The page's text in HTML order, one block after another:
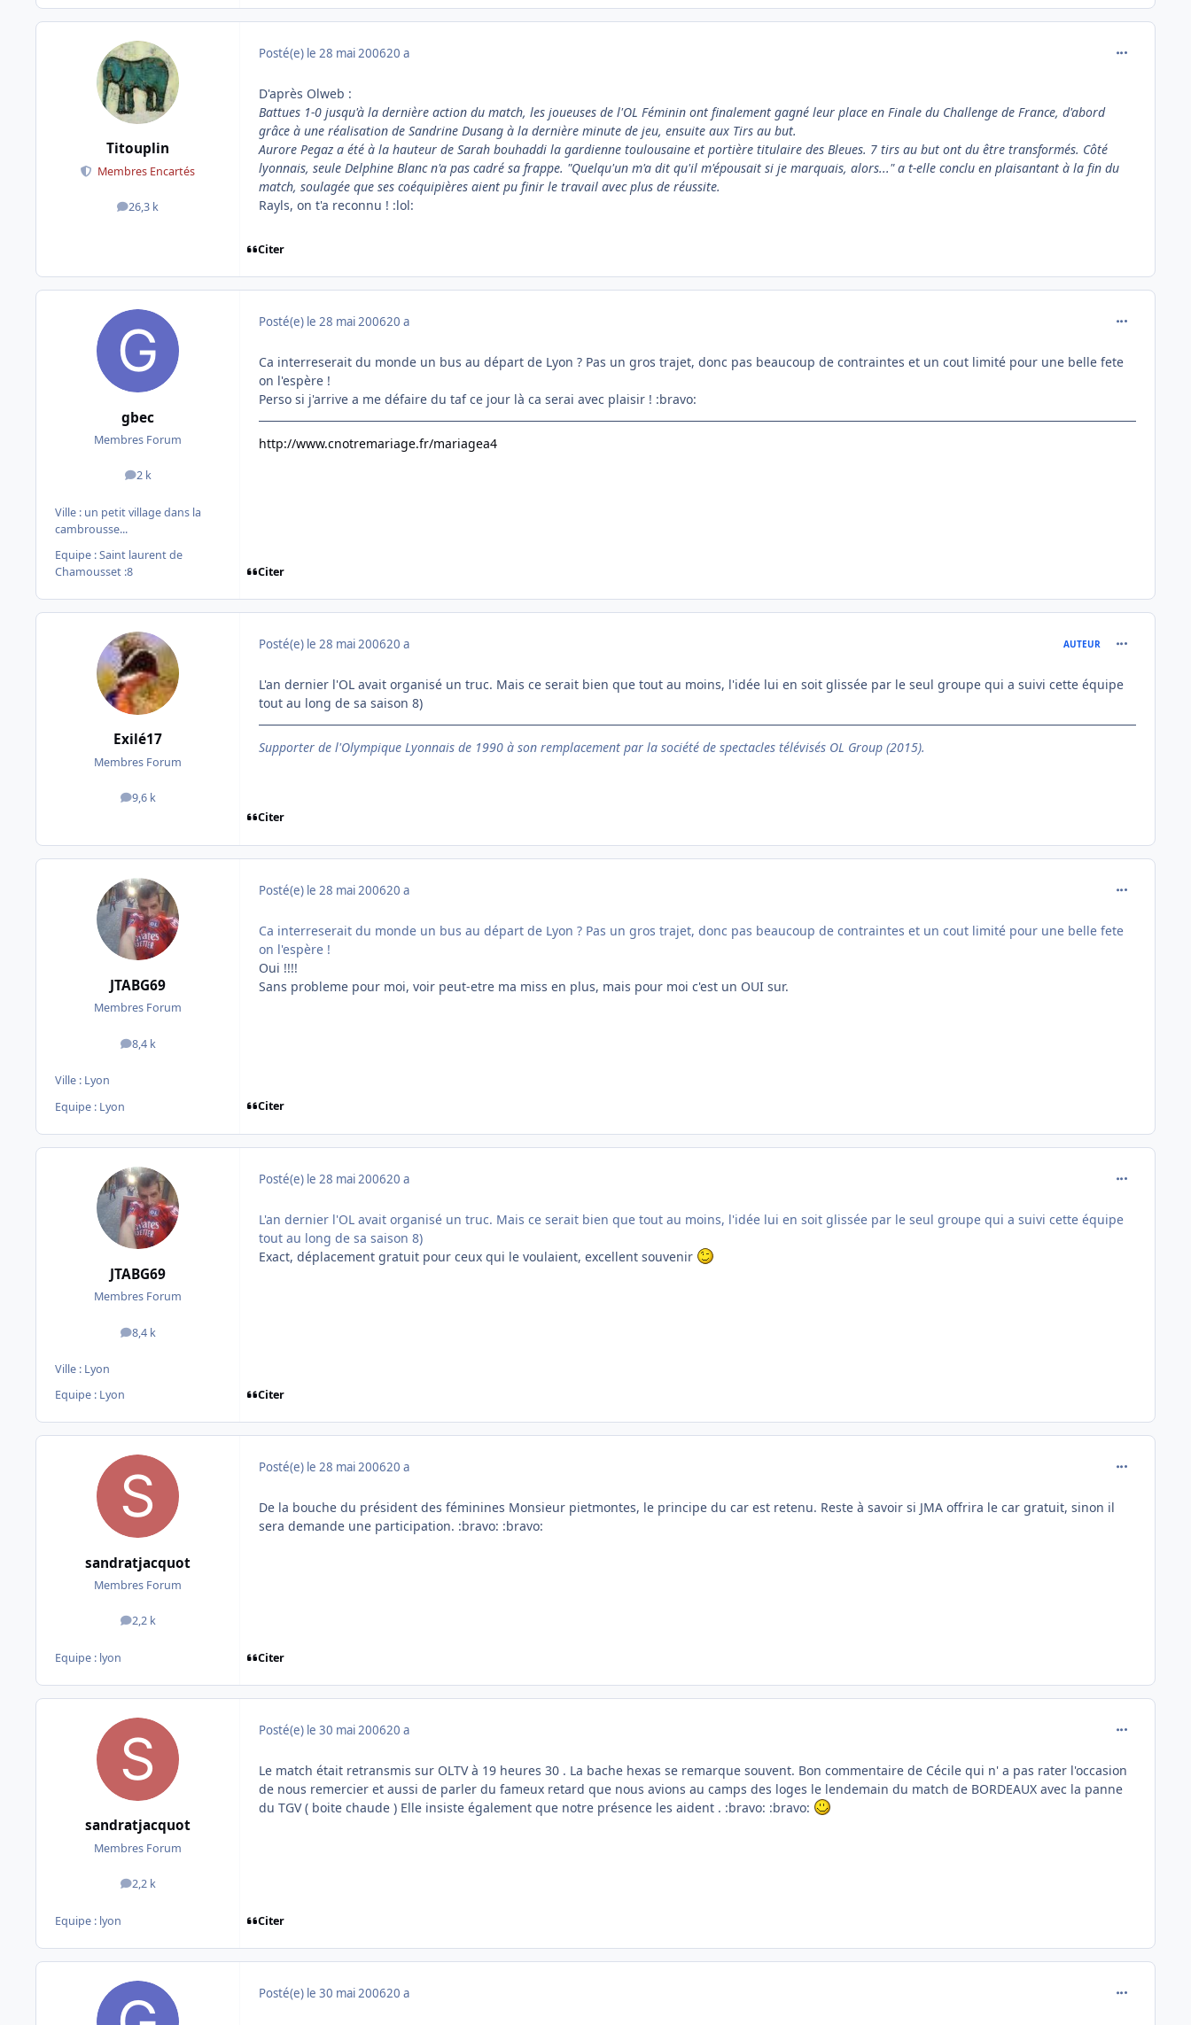
Titouplin
Membres Encartés
26,3 k
messages
Posté(e) le 28 mai 200620 a
D'après Olweb :
Battues 1-0 jusqu'à la dernière action du match, les joueuses de l'OL Féminin ont finalement gagné leur place en Finale du Challenge de France, d'abord
grâce à une réalisation de Sandrine Dusang à la dernière minute de jeu, ensuite aux Tirs au but.
Aurore Pegaz a été à la hauteur de Sarah bouhaddi la gardienne toulousaine et portière titulaire des Bleues. 7 tirs au but ont du être transformés. Côté
lyonnais, seule Delphine Blanc n'a pas cadré sa frappe. "Quelqu'un m'a dit qu'il m'épousait si je marquais, alors..." a t-elle conclu en plaisantant à la fin du
match, soulagée que ses coéquipières aient pu finir le travail avec plus de réussite.
Rayls, on t'a reconnu ! :lol:
Citer
gbec
Membres Forum
2 k
messages
Ville : un petit village dans la
cambrousse...
Equipe : Saint laurent de
Chamousset :8
Posté(e) le 28 mai 200620 a
Ca interreserait du monde un bus au départ de Lyon ? Pas un gros trajet, donc pas beaucoup de contraintes et un cout limité pour une belle fete
on l'espère !
Perso si j'arrive a me défaire du taf ce jour là ca serai avec plaisir ! :bravo:
http://www.cnotremariage.fr/mariagea4
Citer
Exilé17
Membres Forum
9,6 k
messages
Posté(e) le 28 mai 200620 a AUTEUR
L'an dernier l'OL avait organisé un truc. Mais ce serait bien que tout au moins, l'idée lui en soit glissée par le seul groupe qui a suivi cette équipe
tout au long de sa saison 8)
Supporter de l'Olympique Lyonnais de 1990 à son remplacement par la société de spectacles télévisés OL Group (2015).
Citer
JTABG69
Membres Forum
8,4 k
messages
Ville : Lyon
Equipe : Lyon
Posté(e) le 28 mai 200620 a
Ca interreserait du monde un bus au départ de Lyon ? Pas un gros trajet, donc pas beaucoup de contraintes et un cout limité pour une belle fete
on l'espère !
Oui !!!!
Sans probleme pour moi, voir peut-etre ma miss en plus, mais pour moi c'est un OUI sur.
Citer
JTABG69
Membres Forum
8,4 k
messages
Ville : Lyon
Equipe : Lyon
Posté(e) le 28 mai 200620 a
L'an dernier l'OL avait organisé un truc. Mais ce serait bien que tout au moins, l'idée lui en soit glissée par le seul groupe qui a suivi cette équipe
tout au long de sa saison 8)
Exact, déplacement gratuit pour ceux qui le voulaient, excellent souvenir
Citer
sandratjacquot
Membres Forum
2,2 k
messages
Equipe : lyon
Posté(e) le 28 mai 200620 a
De la bouche du président des féminines Monsieur pietmontes, le principe du car est retenu. Reste à savoir si JMA offrira le car gratuit, sinon il
sera demande une participation. :bravo: :bravo:
Citer
sandratjacquot
Membres Forum
2,2 k
messages
Equipe : lyon
Posté(e) le 30 mai 200620 a
Le match était retransmis sur OLTV à 19 heures 30 . La bache hexas se remarque souvent. Bon commentaire de Cécile qui n' a pas rater l'occasion
de nous remercier et aussi de parler du fameux retard que nous avions au camps des loges le lendemain du match de BORDEAUX avec la panne
du TGV ( boite chaude ) Elle insiste également que notre présence les aident . :bravo: :bravo:
Citer
Posté(e) le 30 mai 200620 a